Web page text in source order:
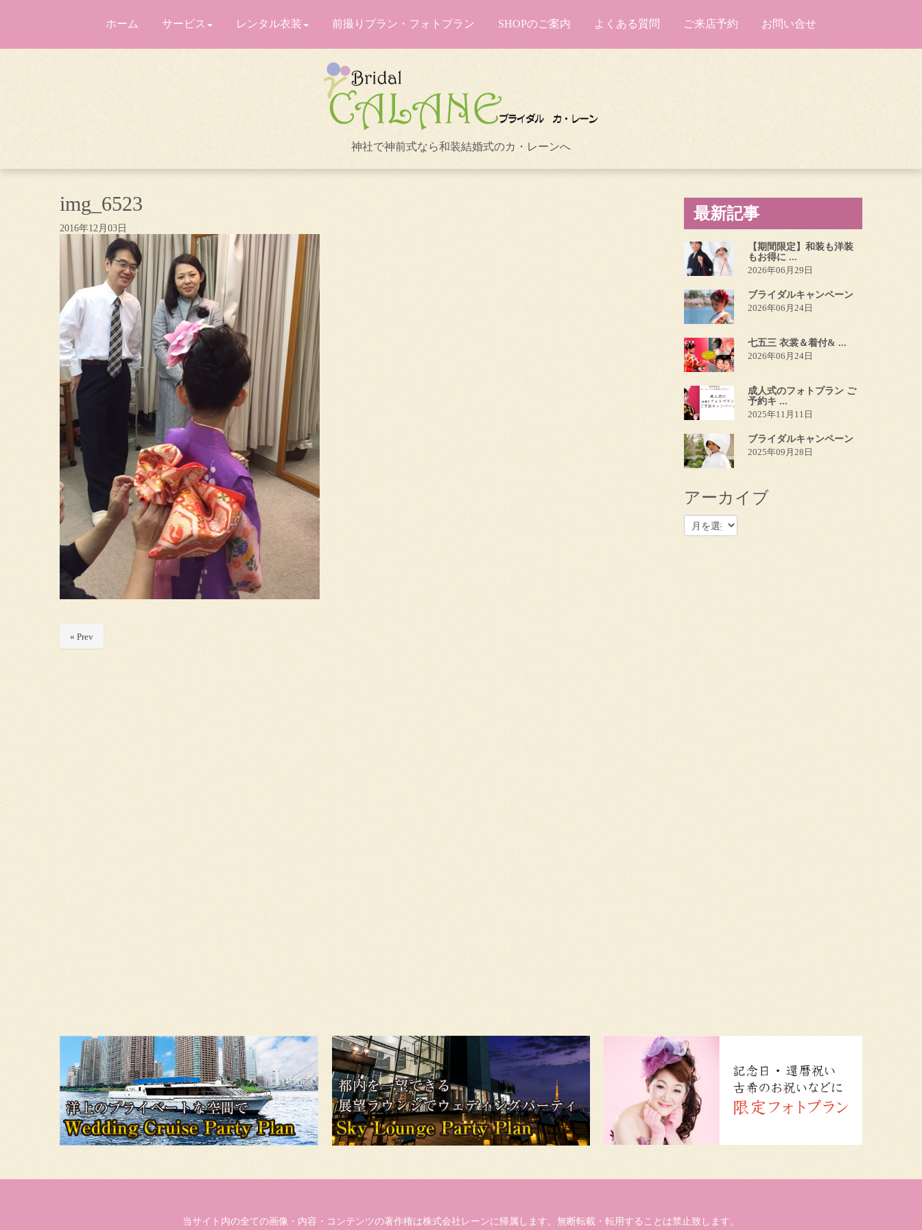
ホーム サービス レンタル衣装 前撮りプラン・フォトプラン SHOPのご案内 よくある質問 ご来店予約 お問い合せ
神社で神前式なら和装結婚式のカ・レーンへ
img_6523
2016年12月03日
« Prev
最新記事
【期間限定】和装も洋装
もお得に ...
2026年06月29日
ブライダルキャンペーン
2026年06月24日
七五三 衣裳＆着付& ...
2026年06月24日
成人式のフォトプラン ご
予約キ ...
2025年11月11日
ブライダルキャンペーン
2025年09月28日
アーカイブ
当サイト内の全ての画像・内容・コンテンツの著作権は株式会社レーンに帰属します。無断転載・転用することは禁止致します。